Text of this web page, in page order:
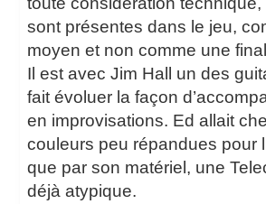
sont présentes dans le jeu,
moyen et non comme une
Il est avec Jim Hall un des
fait évoluer la façon
en improvisations. Ed allait
couleurs peu répandues pour
que par son matériel, une
déjà atypique.